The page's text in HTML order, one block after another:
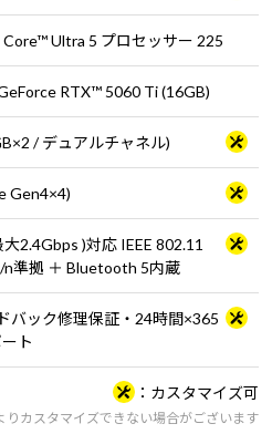
Ultra 5 プロセッサー 225
RTX™ 5060 Ti (16GB)
/ デュアルチャネル)
Gen4×4)
大2.4Gbps )対応 IEEE 802.11
n準拠 ＋ Bluetooth 5内蔵
バック修理保証・24時間×365
ト
カスタマイズ可
カスタマイズできない場合がございます